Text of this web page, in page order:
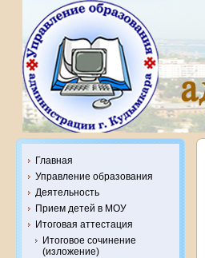
Главная
Управление образования
Деятельность
Прием детей в МОУ
Итоговая аттестация
Итоговое сочинение
(изложение)